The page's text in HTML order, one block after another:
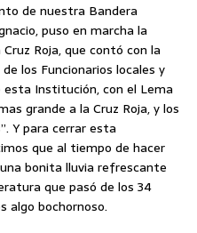
de nuestra Bandera
puso en marcha la
Roja, que contó con la
los Funcionarios locales y
Institución, con el Lema
grande a la Cruz Roja, y los
Y para cerrar esta
que al tiempo de hacer
bonita lluvia refrescante
que pasó de los 34
algo bochornoso.